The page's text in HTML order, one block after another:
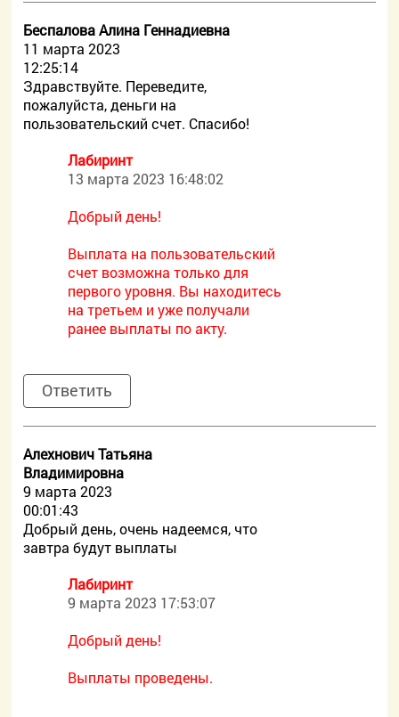
Беспалова Алина Геннадиевна
11 марта 2023
12:25:14
Здравствуйте. Переведите,
пожалуйста, деньги на
пользовательский счет. Спасибо!
Лабиринт
13 марта 2023 16:48:02
Добрый день!
Выплата на пользовательский
счет возможна только для
первого уровня. Вы находитесь
на третьем и уже получали
ранее выплаты по акту.
Ответить
Алехнович Татьяна
Владимировна
9 марта 2023
00:01:43
Добрый день, очень надеемся, что
завтра будут выплаты
Лабиринт
9 марта 2023 17:53:07
Добрый день!
Выплаты проведены.